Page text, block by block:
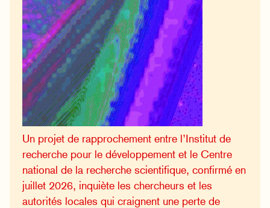
Un projet de rapprochement entre l’Institut de
recherche pour le développement et le Centre
national de la recherche scientifique, confirmé en
juillet 2026, inquiète les chercheurs et les
autorités locales qui craignent une perte de